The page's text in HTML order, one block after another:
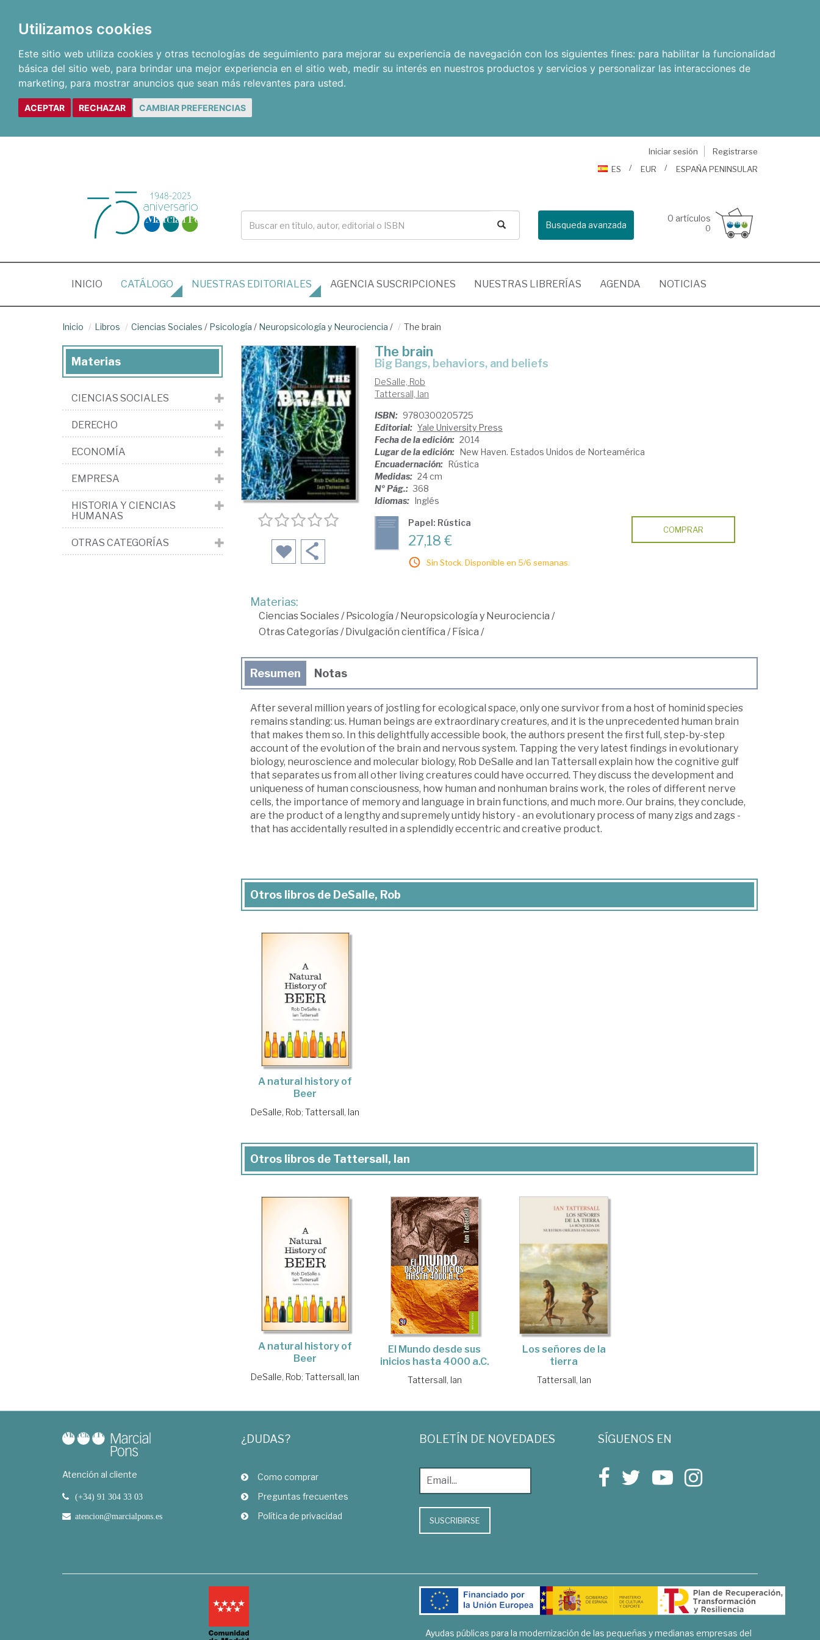
Utilizamos cookies
Este sitio web utiliza cookies y otras tecnologías de seguimiento para mejorar su experiencia de navegación con los siguientes fines: para habilitar la funcionalidad
básica del sitio web, para brindar una mejor experiencia en el sitio web, medir su interés en nuestros productos y servicios y personalizar las interacciones de
marketing, para mostrar anuncios que sean más relevantes para usted.
ACEPTAR RECHAZAR CAMBIAR PREFERENCIAS
Iniciar sesión
Registrarse
ES
EUR ESPAÑA PENINSULAR
Busqueda avanzada
0 artículos
0
INICIO (CURRENT)
CATÁLOGO NUESTRAS EDITORIALES AGENCIA SUSCRIPCIONES NUESTRAS LIBRERÍAS AGENDA NOTICIAS
Inicio Libros Ciencias Sociales / Psicología / Neuropsicología y Neurociencia / The brain
The brain
Big Bangs, behaviors, and beliefs
DeSalle, Rob
Tattersall, Ian
ISBN: 9780300205725
Editorial: Yale University Press
Fecha de la edición: 2014
Lugar de la edición: New Haven. Estados Unidos de Norteamérica
Encuadernación: Rústica
Medidas: 24 cm
Nº Pág.: 368
Idiomas: Inglés
Papel: Rústica
27,18 €
Sin Stock. Disponible en 5/6 semanas.
COMPRAR
Materias:
Ciencias Sociales/Psicología /Neuropsicología y Neurociencia /
Otras Categorías/Divulgación científica /Física /
Resumen Notas
After several million years of jostling for ecological space, only one survivor from a host of hominid species
remains standing: us. Human beings are extraordinary creatures, and it is the unprecedented human brain
that makes them so. In this delightfully accessible book, the authors present the first full, step-by-step
account of the evolution of the brain and nervous system. Tapping the very latest findings in evolutionary
biology, neuroscience and molecular biology, Rob DeSalle and Ian Tattersall explain how the cognitive gulf
that separates us from all other living creatures could have occurred. They discuss the development and
uniqueness of human consciousness, how human and nonhuman brains work, the roles of different nerve
cells, the importance of memory and language in brain functions, and much more. Our brains, they conclude,
are the product of a lengthy and supremely untidy history - an evolutionary process of many zigs and zags -
that has accidentally resulted in a splendidly eccentric and creative product.
Otros libros de DeSalle, Rob
A natural history of
Beer
DeSalle, Rob;Tattersall, Ian
Otros libros de Tattersall, Ian
A natural history of
Beer
DeSalle, Rob;Tattersall, Ian
El Mundo desde sus
inicios hasta 4000 a.C.
Tattersall, Ian
Los señores de la
tierra
Tattersall, Ian
Materias
CIENCIAS SOCIALES
DERECHO
ECONOMÍA
EMPRESA
HISTORIA Y CIENCIAS
HUMANAS
OTRAS CATEGORÍAS
Atención al cliente
(+34) 91 304 33 03
atencion@marcialpons.es
¿DUDAS?
Como comprar
Preguntas frecuentes
Política de privacidad
BOLETÍN DE NOVEDADES
SUSCRIBIRSE
SÍGUENOS EN
Ayudas públicas para la modernización de las pequeñas y medianas empresas del